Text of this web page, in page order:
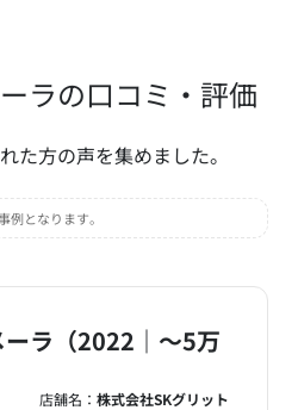
ラの口コミ・評価
た方の声を集めました。
となります。
ラ（2022｜～5万
店舗名： 株式会社SKグリット